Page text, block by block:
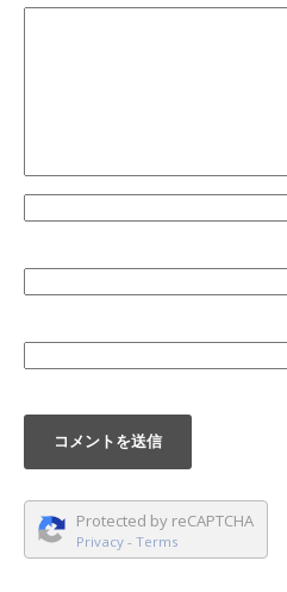
Protected by reCAPTCHA
Privacy - Terms